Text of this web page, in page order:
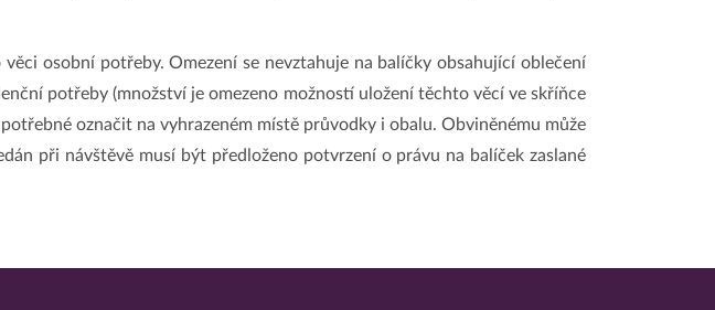
osobní potřeby. Omezení se nevztahuje na balíčky obsahující oblečení
potřeby (množství je omezeno možností uložení těchto věcí ve skříňce
označit na vyhrazeném místě průvodky i obalu. Obviněnému může
při návštěvě musí být předloženo potvrzení o právu na balíček zaslané